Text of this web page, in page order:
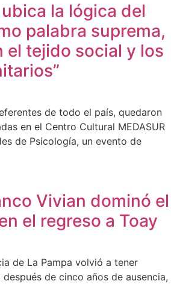
la lógica del
palabra suprema,
el tejido social y los
de todo el país, quedaron
en el Centro Cultural MEDASUR
de Psicología, un evento de
Vivian dominó el
el regreso a Toay
de La Pampa volvió a tener
de cinco años de ausencia,